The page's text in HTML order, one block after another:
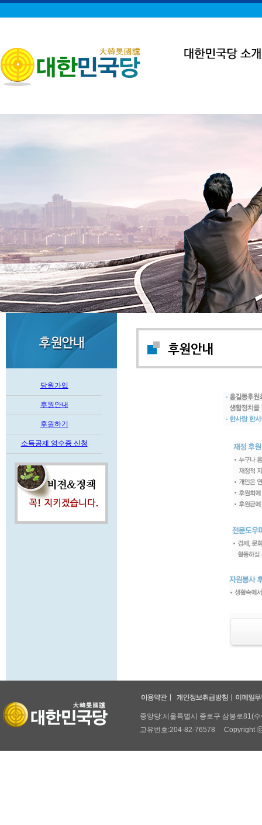
당원가입
후원안내
후원하기
소득공제 영수증 신청
중앙당:서울특별시 종로구 삼봉로
고유번호:204-82-76578 Copyright